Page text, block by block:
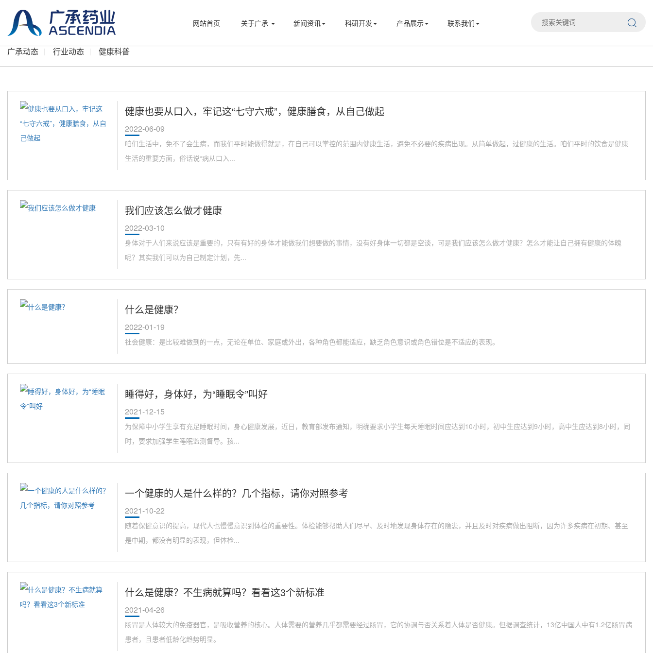
网站首页 关于广承 新闻资讯 科研开发 产品展示 联系我们
广承动态 行业动态 健康科普
健康也要从口入，牢记这“七守六戒”，健康膳食，从自己做起
2022-06-09
咱们生活中，免不了会生病，而我们平时能做得就是，在自己可以掌控的范围内健康生活，避免不必要的疾病出现。从简单做起，过健康的生活。咱们平时的饮食是健康
生活的重要方面，俗话说“病从口入...
我们应该怎么做才健康
2022-03-10
身体对于人们来说应该是重要的，只有有好的身体才能做我们想要做的事情，没有好身体一切都是空谈，可是我们应该怎么做才健康？怎么才能让自己拥有健康的体魄
呢？其实我们可以为自己制定计划，先...
什么是健康？
2022-01-19
社会健康：是比较难做到的一点，无论在单位、家庭或外出，各种角色都能适应，缺乏角色意识或角色错位是不适应的表现。
睡得好，身体好，为“睡眠令”叫好
2021-12-15
为保障中小学生享有充足睡眠时间，身心健康发展，近日，教育部发布通知，明确要求小学生每天睡眠时间应达到10小时，初中生应达到9小时，高中生应达到8小时，同
时，要求加强学生睡眠监测督导。孩...
一个健康的人是什么样的？几个指标，请你对照参考
2021-10-22
随着保健意识的提高，现代人也慢慢意识到体检的重要性。体检能够帮助人们尽早、及时地发现身体存在的隐患，并且及时对疾病做出阻断，因为许多疾病在初期、甚至
是中期，都没有明显的表现，但体检...
什么是健康？不生病就算吗？看看这3个新标准
2021-04-26
肠胃是人体较大的免疫器官，是吸收营养的核心。人体需要的营养几乎都需要经过肠胃，它的协调与否关系着人体是否健康。但据调查统计，13亿中国人中有1.2亿肠胃病
患者，且患者低龄化趋势明显。